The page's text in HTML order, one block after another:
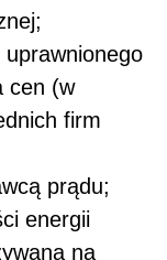
cen (w
firm
prądu;
energii
na